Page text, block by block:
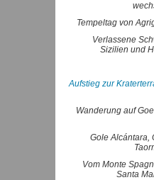
Tempeltag von
Verlassene
Sizilien und
Aufstieg zur
Wanderung auf
Gole Alcántara,
Vom Monte
Santa